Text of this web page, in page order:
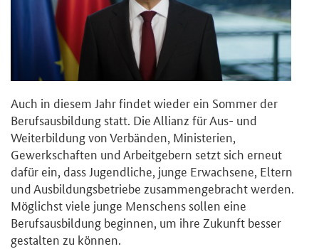
Auch in diesem Jahr findet wieder ein Sommer der
Berufsausbildung statt. Die Allianz für Aus- und
Weiterbildung von Verbänden, Ministerien,
Gewerkschaften und Arbeitgebern setzt sich erneut
dafür ein, dass Jugendliche, junge Erwachsene, Eltern
und Ausbildungsbetriebe zusammengebracht werden.
Möglichst viele junge Menschens sollen eine
Berufsausbildung beginnen, um ihre Zukunft besser
gestalten zu können.